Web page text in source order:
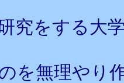
究をする大
を無理やり